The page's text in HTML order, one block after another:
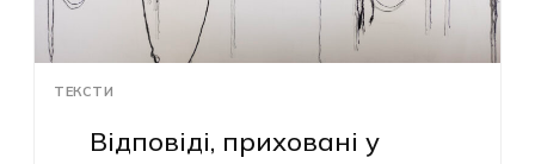
ТЕКСТИ
Відповіді, приховані у